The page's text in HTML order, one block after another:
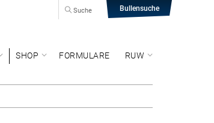
Bullensuche
Suche
SHOP FORMULARE RUW